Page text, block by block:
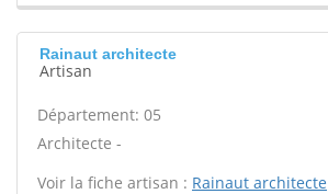
Rainaut architecte
Artisan
Département: 05
Architecte -
Voir la fiche artisan : Rainaut architecte